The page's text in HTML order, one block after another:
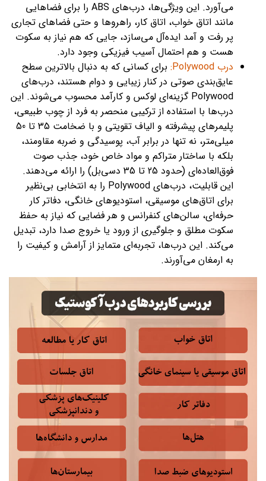
می‌آورد. این ویژگی‌ها، درب‌های ABS را برای فضاهایی
مانند اتاق خواب، اتاق کار، راهروها و حتی فضاهای تجاری
پر رفت‌ و آمد ایده‌آل می‌سازد، جایی که هم نیاز به سکوت
هست و هم احتمال آسیب فیزیکی وجود دارد.
درب‌ Polywood:
برای کسانی که به دنبال بالاترین سطح
عایق‌بندی صوتی در کنار زیبایی و دوام هستند، درب‌های
Polywood گزینه‌ای لوکس و کارآمد محسوب می‌شوند. این
درب‌ها با استفاده از ترکیبی منحصر به فرد از چوب طبیعی،
پلیمرهای پیشرفته و الیاف تقویتی و با ضخامت 35 تا 50
میلی‌متر، نه تنها در برابر آب، پوسیدگی و ضربه مقاومند،
بلکه با ساختار متراکم و مواد خاص خود، جذب صوت
فوق‌العاده‌ای (حدود 25 تا 35 دسی‌بل) را ارائه می‌دهند.
این قابلیت، درب‌های Polywood را به انتخابی بی‌نظیر
برای اتاق‌های موسیقی، استودیوهای خانگی، دفاتر کار
حرفه‌ای، سالن‌های کنفرانس و هر فضایی که نیاز به حفظ
سکوت مطلق و جلوگیری از ورود یا خروج صدا دارد، تبدیل
می‌کند. این درب‌ها، تجربه‌ای متمایز از آرامش و کیفیت را
به ارمغان می‌آورند.